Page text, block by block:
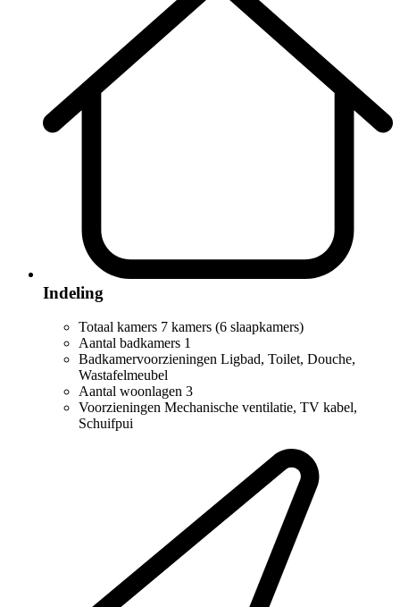
Indeling
Totaal kamers 7 kamers (6 slaapkamers)
Aantal badkamers 1
Badkamervoorzieningen Ligbad, Toilet, Douche,
Wastafelmeubel
Aantal woonlagen 3
Voorzieningen Mechanische ventilatie, TV kabel,
Schuifpui